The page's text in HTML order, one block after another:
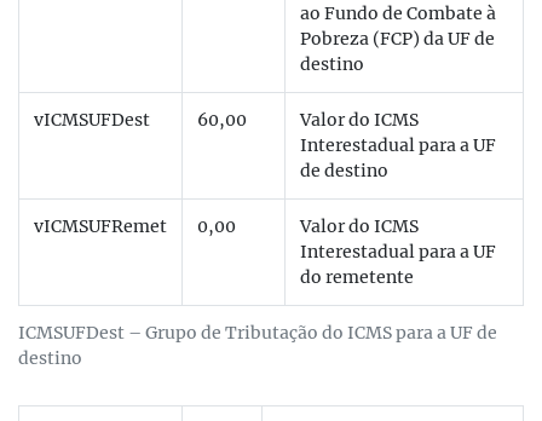
ICMSUFDest – Grupo de Tributação do ICMS para a UF de
destino
ao Fundo de Combate à
Pobreza (FCP) da UF de
destino
vICMSUFDest 60,00
Valor do ICMS
Interestadual para a UF
de destino
vICMSUFRemet 0,00
Valor do ICMS
Interestadual para a UF
do remetente